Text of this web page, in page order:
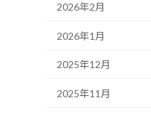
2026年2月
2026年1月
2025年12月
2025年11月